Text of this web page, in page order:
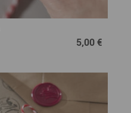
5,00 €